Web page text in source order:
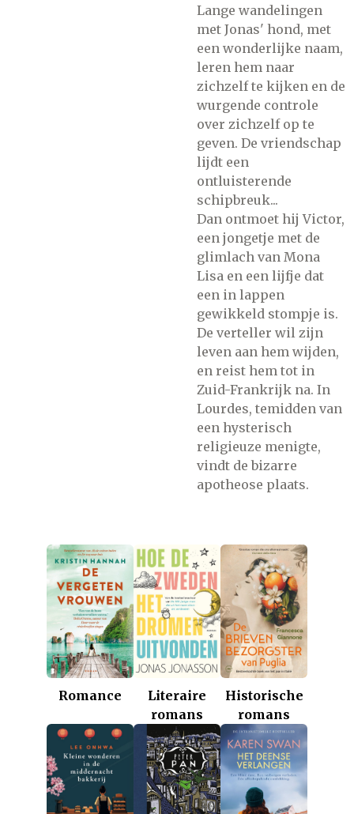
Lange wandelingen
met Jonas' hond, met
een wonderlijke naam,
leren hem naar
zichzelf te kijken en de
wurgende controle
over zichzelf op te
geven. De vriendschap
lijdt een
ontluisterende
schipbreuk...
Dan ontmoet hij Victor,
een jongetje met de
glimlach van Mona
Lisa en een lijfje dat
een in lappen
gewikkeld stompje is.
De verteller wil zijn
leven aan hem wijden,
en reist hem tot in
Zuid-Frankrijk na. In
Lourdes, temidden van
een hysterisch
religieuze menigte,
vindt de bizarre
apotheose plaats.
Romance
Literaire
romans
Historische
romans